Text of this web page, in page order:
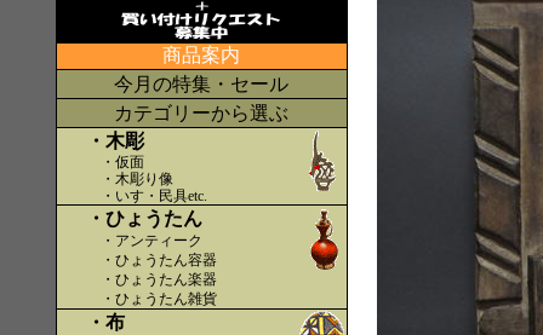
商品案内
今月の特集・セール
カテゴリーから選ぶ
・木彫
・仮面
・木彫り像
・いす・民具etc.
・ひょうたん
・アンティーク
・ひょうたん容器
・ひょうたん楽器
・ひょうたん雑貨
・布